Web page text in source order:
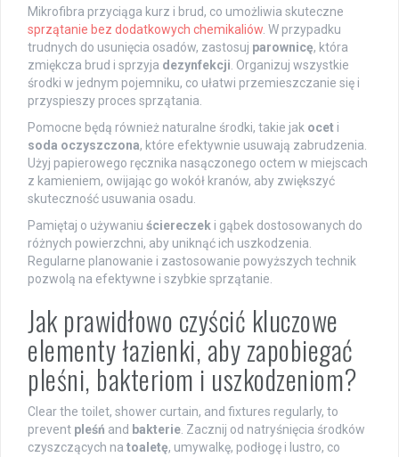
Mikrofibra przyciąga kurz i brud, co umożliwia skuteczne
sprzątanie bez dodatkowych chemikaliów. W przypadku
trudnych do usunięcia osadów, zastosuj parownicę, która
zmiękcza brud i sprzyja dezynfekcji. Organizuj wszystkie
środki w jednym pojemniku, co ułatwi przemieszczanie się i
przyspieszy proces sprzątania.
Pomocne będą również naturalne środki, takie jak ocet i
soda oczyszczona, które efektywnie usuwają zabrudzenia.
Użyj papierowego ręcznika nasączonego octem w miejscach
z kamieniem, owijając go wokół kranów, aby zwiększyć
skuteczność usuwania osadu.
Pamiętaj o używaniu ściereczek i gąbek dostosowanych do
różnych powierzchni, aby uniknąć ich uszkodzenia.
Regularne planowanie i zastosowanie powyższych technik
pozwolą na efektywne i szybkie sprzątanie.
Jak prawidłowo czyścić kluczowe
elementy łazienki, aby zapobiegać
pleśni, bakteriom i uszkodzeniom?
Clear the toilet, shower curtain, and fixtures regularly, to
prevent pleśń and bakterie. Zacznij od natryśnięcia środków
czyszczących na toaletę, umywalkę, podłogę i lustro, co